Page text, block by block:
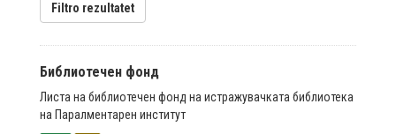
Filtro rezultatet
Библиотечен фонд
Листа на библиотечен фонд на истражувачката библиотека
на Паралментарен институт